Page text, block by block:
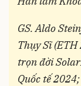
GS. Aldo
Thụy Sĩ
trọn đời
Quốc tế 2024;